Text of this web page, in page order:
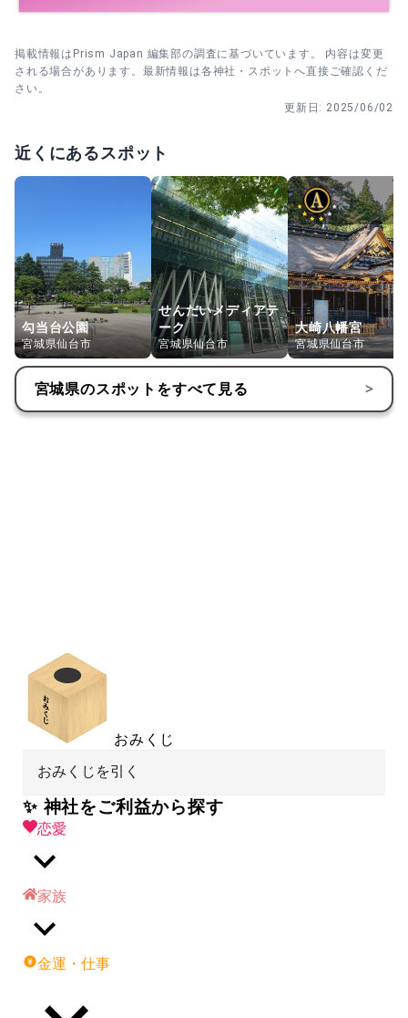
掲載情報はPrism Japan 編集部の調査に基づいています。 内容は変更
される場合があります。最新情報は各神社・スポットへ直接ご確認くだ
さい。
更新日: 2025/06/02
近くにあるスポット
勾当台公園
宮城県仙台市
せんだいメディアテ
ーク
宮城県仙台市
大崎八幡宮
宮城県仙台市
宮城県のスポットをすべて見る >
おみくじ
おみくじを引く
✨ 神社をご利益から探す
恋愛
家族
金運・仕事